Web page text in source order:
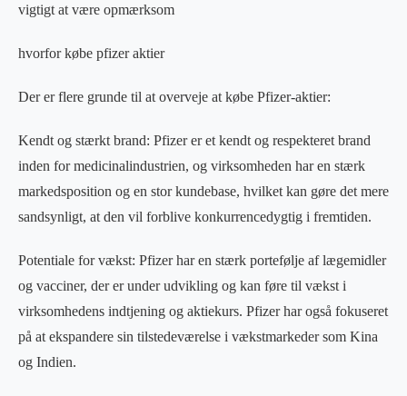
vigtigt at være opmærksom
hvorfor købe pfizer aktier
Der er flere grunde til at overveje at købe Pfizer-aktier:
Kendt og stærkt brand: Pfizer er et kendt og respekteret brand
inden for medicinalindustrien, og virksomheden har en stærk
markedsposition og en stor kundebase, hvilket kan gøre det mere
sandsynligt, at den vil forblive konkurrencedygtig i fremtiden.
Potentiale for vækst: Pfizer har en stærk portefølje af lægemidler
og vacciner, der er under udvikling og kan føre til vækst i
virksomhedens indtjening og aktiekurs. Pfizer har også fokuseret
på at ekspandere sin tilstedeværelse i vækstmarkeder som Kina
og Indien.